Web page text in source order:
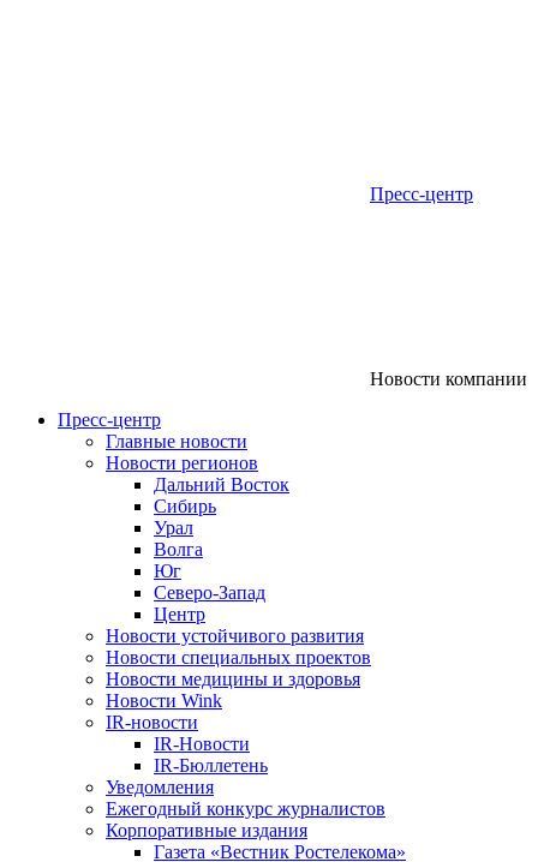
Пресс-центр
Новости компании
Пресс-центр
Главные новости
Новости регионов
Дальний Восток
Сибирь
Урал
Волга
Юг
Северо-Запад
Центр
Новости устойчивого развития
Новости специальных проектов
Новости медицины и здоровья
Новости Wink
IR-новости
IR-Новости
IR-Бюллетень
Уведомления
Ежегодный конкурс журналистов
Корпоративные издания
Газета «Вестник Ростелекома»